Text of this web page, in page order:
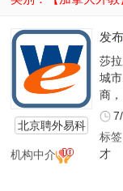
北京聘外易科
机构中介
发布
莎
城
商
深
标签
才